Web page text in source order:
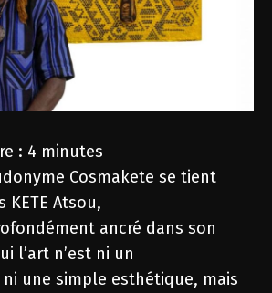
: 4 minutes
Cosmakete se tient
KETE Atsou,
ancré dans son
l’art n’est ni un
une simple esthétique, mais